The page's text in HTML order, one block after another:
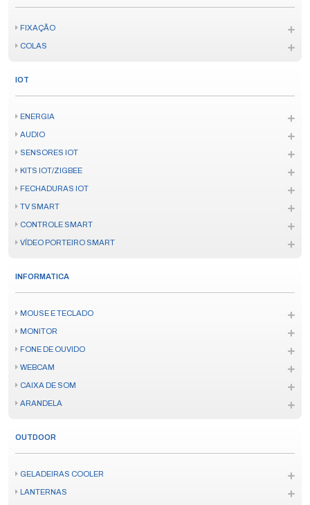
FIXAÇÃO
COLAS
IOT
ENERGIA
AUDIO
SENSORES IOT
KITS IOT/ZIGBEE
FECHADURAS IOT
TV SMART
CONTROLE SMART
VÍDEO PORTEIRO SMART
INFORMATICA
MOUSE E TECLADO
MONITOR
FONE DE OUVIDO
WEBCAM
CAIXA DE SOM
ARANDELA
OUTDOOR
GELADEIRAS COOLER
LANTERNAS